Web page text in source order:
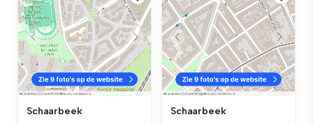
Schaarbeek Schaarbeek